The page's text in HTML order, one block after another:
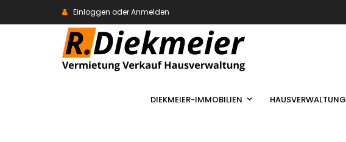
Einloggen oder Anmelden
DIEKMEIER-IMMOBILIEN HAUSVERWALTUNG